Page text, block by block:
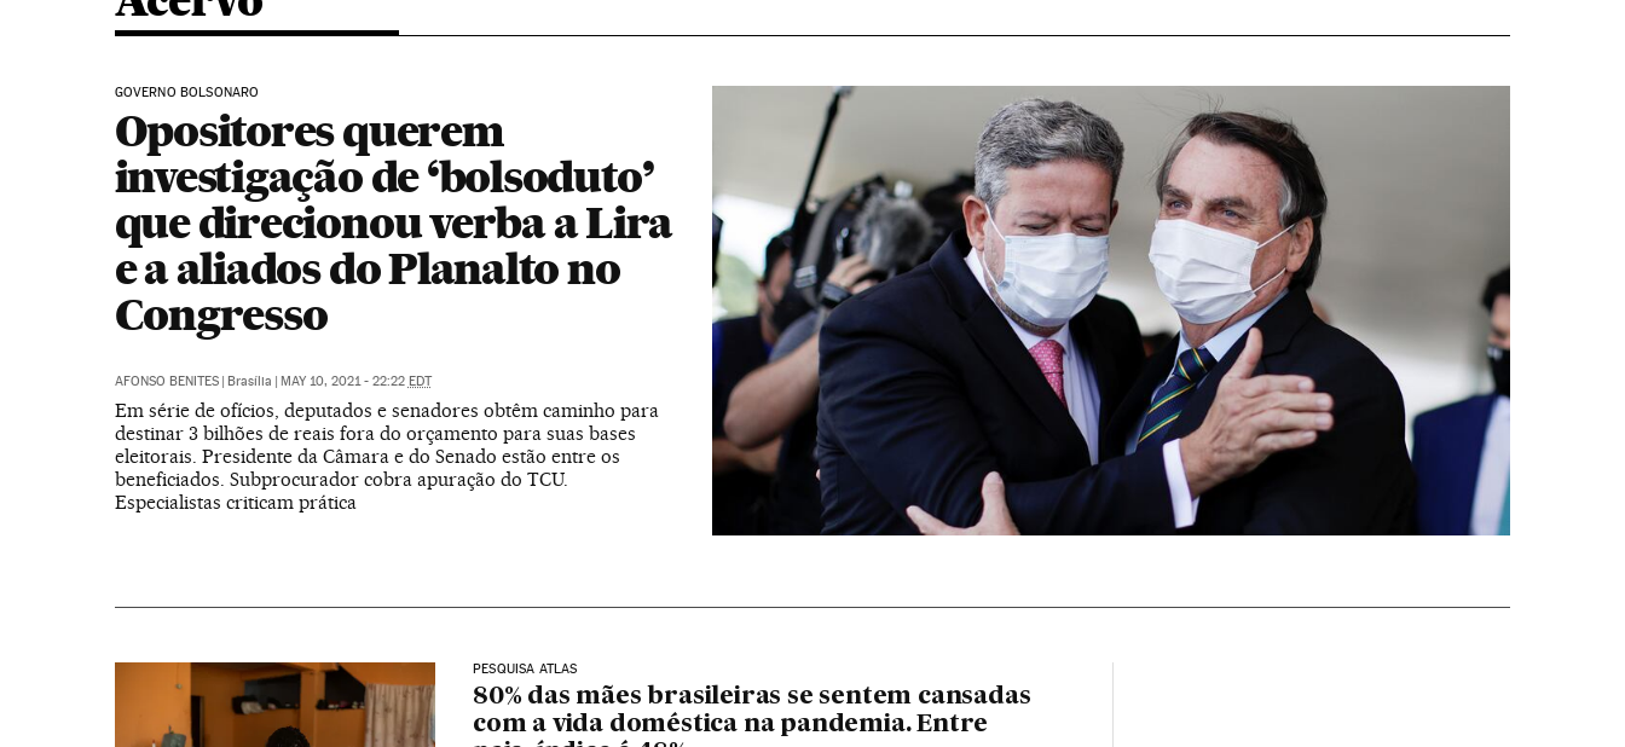
GOVERNO BOLSONARO
Opositores querem
investigação de ‘bolsoduto’
que direcionou verba a Lira
e a aliados do Planalto no
Congresso
AFONSO BENITES | Brasília | MAY 10, 2021 - 22:22 EDT
Em série de ofícios, deputados e senadores obtêm caminho para
destinar 3 bilhões de reais fora do orçamento para suas bases
eleitorais. Presidente da Câmara e do Senado estão entre os
beneficiados. Subprocurador cobra apuração do TCU.
Especialistas criticam prática
PESQUISA ATLAS
80% das mães brasileiras se sentem cansadas
com a vida doméstica na pandemia. Entre